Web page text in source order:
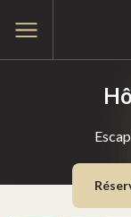
au
contenumenu